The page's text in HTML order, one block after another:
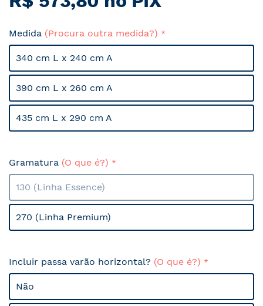
Medida (Procura outra medida?)
340 cm L x 240 cm A
390 cm L x 260 cm A
435 cm L x 290 cm A
Gramatura (O que é?)
130 (Linha Essence)
270 (Linha Premium)
Incluir passa varão horizontal? (O que é?)
Não